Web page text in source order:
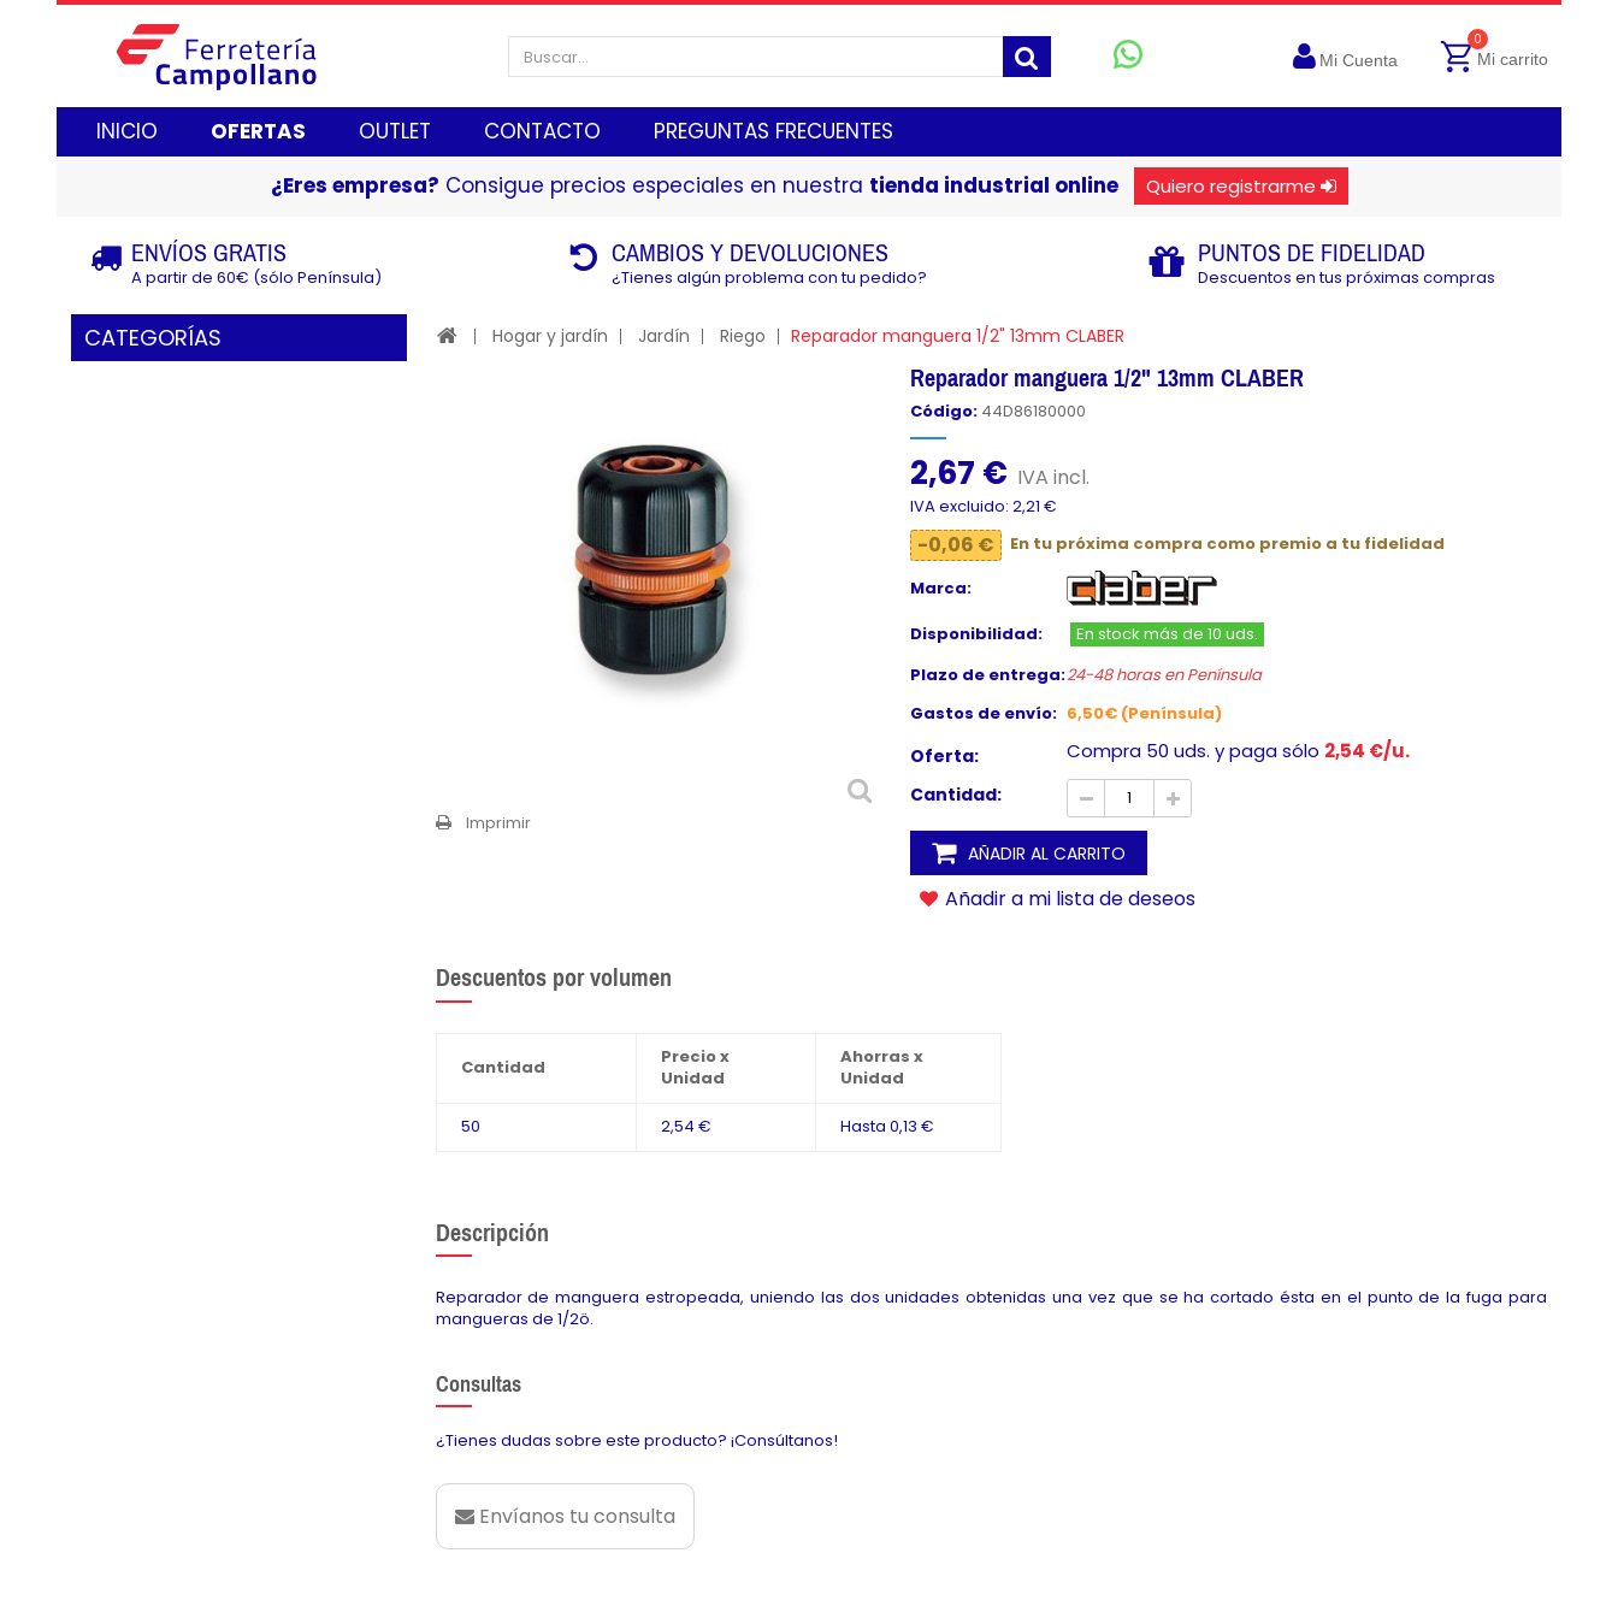
INICIO OFERTAS OUTLET CONTACTO PREGUNTAS FRECUENTES
Mi Cuenta
0
Mi carrito
¿Eres empresa? Consigue precios especiales en nuestra tienda industrial online Quiero registrarme
ENVÍOS GRATIS
A partir de 60€ (sólo Península)
CAMBIOS Y DEVOLUCIONES
¿Tienes algún problema con tu pedido?
PUNTOS DE FIDELIDAD
Descuentos en tus próximas compras
CATEGORÍAS Hogar y jardín Jardín Riego Reparador manguera 1/2" 13mm CLABER
Imprimir
Reparador manguera 1/2" 13mm CLABER
Código: 44D86180000
2,67 € IVA incl.
IVA excluido: 2,21 €
-0,06 €
En tu próxima compra como premio a tu fidelidad
Marca:
Disponibilidad:
En stock más de 10 uds.
Plazo de entrega:24-48 horas en Península
Gastos de envío: 6,50€ (Península)
Oferta: Compra 50 uds. y paga sólo 2,54 €/u.
Cantidad:
AÑADIR AL CARRITO
Añadir a mi lista de deseos
Descuentos por volumen
Cantidad
Precio x
Unidad
Ahorras x
Unidad
50 2,54 € Hasta 0,13 €
Descripción
Reparador de manguera estropeada, uniendo las dos unidades obtenidas una vez que se ha cortado ésta en el punto de la fuga para
mangueras de 1/2ö.
Consultas
¿Tienes dudas sobre este producto? ¡Consúltanos!
Envíanos tu consulta